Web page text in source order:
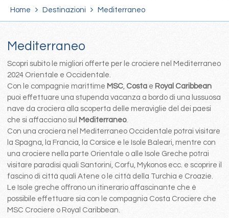
Home Destinazioni Mediterraneo
Mediterraneo
Scopri subito le migliori offerte per le crociere nel Mediterraneo
2024 Orientale e Occidentale.
Con le compagnie marittime MSC, Costa e Royal Caribbean
puoi effettuare una stupenda vacanza a bordo di una lussuosa
nave da crociera alla scoperta delle meraviglie del dei paesi
che si affacciano sul Mediterraneo.
Con una crociera nel Mediterraneo Occidentale potrai visitare
la Spagna, la Francia, la Corsice e le Isole Baleari, mentre con
una crociere nella parte Orientale o alle Isole Greche potrai
visitare paradisi quali Santorini, Corfu, Mykonos ecc. e scoprire il
fascino di città quali Atene o le città della Turchia e Croazie.
Le Isole greche offrono un itinerario affascinante che è
possibile effettuare sia con le compagnia Costa Crociere che
MSC Crociere o Royal Caribbean.